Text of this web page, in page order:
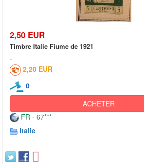
2,50 EUR
Timbre Italie Fiume de 1921
2,20 EUR
0
ACHETER
FR - 67***
Italie